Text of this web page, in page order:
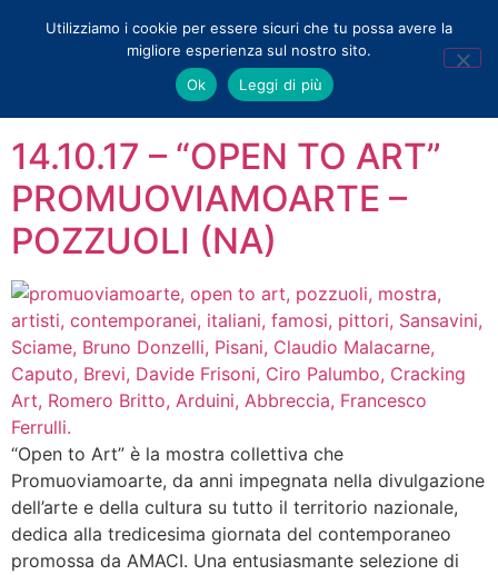
pozzuoli
14.10.17 – “OPEN TO ART”
PROMUOVIAMOARTE –
POZZUOLI (NA)
“Open to Art” è la mostra collettiva che
Promuoviamoarte, da anni impegnata nella divulgazione
dell’arte e della cultura su tutto il territorio nazionale,
dedica alla tredicesima giornata del contemporaneo
promossa da AMACI. Una entusiasmante selezione di
Utilizziamo i cookie per essere sicuri che tu possa avere la
migliore esperienza sul nostro sito.
Ok
Leggi di più